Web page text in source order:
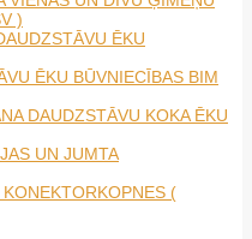
)
ĒKU
ĒKU BŪVNIECĪBAS BIM
DAUDZSTĀVU KOKA ĒKU
UN JUMTA
(